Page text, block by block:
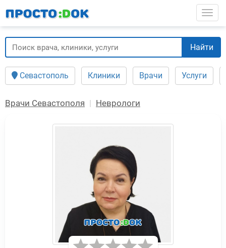
содержанию
Найти
Севастополь Клиники Врачи Услуги
Врачи Севастополя Неврологи